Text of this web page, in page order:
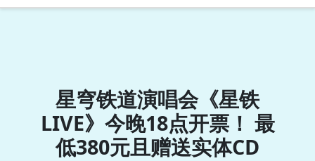
星穹铁道演唱会《星铁
LIVE》今晚18点开票！ 最
低380元且赠送实体CD